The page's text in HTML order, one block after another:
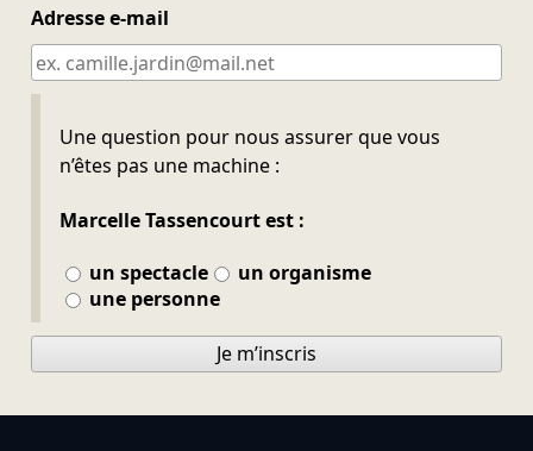
Adresse e-mail
Une question pour nous assurer que vous
n’êtes pas une machine :
Marcelle Tassencourt est :
un spectacle
un organisme
une personne
Ne pas remplir
Je m’inscris